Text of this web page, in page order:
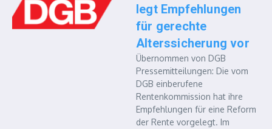
legt Empfehlungen
für gerechte
Alterssicherung vor
Übernommen von DGB
Pressemitteilungen: Die vom
DGB einberufene
Rentenkommission hat ihre
Empfehlungen für eine Reform
der Rente vorgelegt. Im